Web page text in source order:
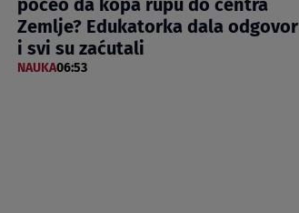
Zemlje? Edukatorka dala odgovor
i svi su zaćutali
NAUKA06:53